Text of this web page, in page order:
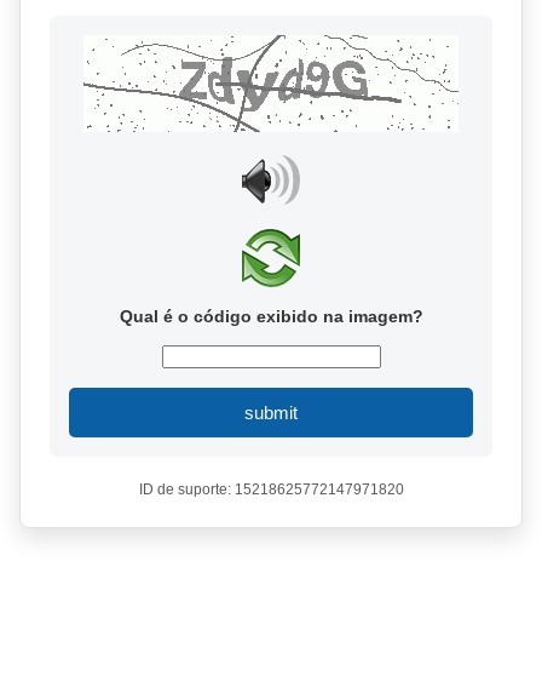
Qual é o código exibido na imagem?
submit
ID de suporte: 15218625772147971820